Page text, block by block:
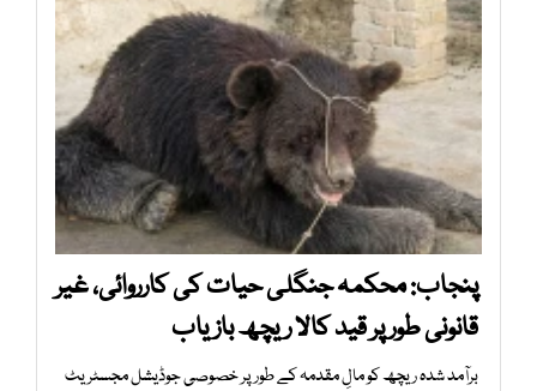
پنجاب: محکمہ جنگلی حیات کی کارروائی، غیر
قانونی طور پر قید کالا ریچھ بازیاب
برآمد شدہ ریچھ کو مالِ مقدمہ کے طور پر خصوصی جوڈیشل مجسٹریٹ